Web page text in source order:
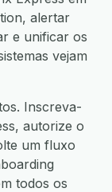
alertar
e unificar os
vejam
Inscreva-
autorize o
um fluxo
todos os